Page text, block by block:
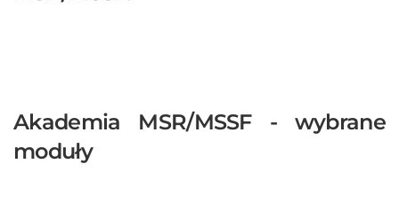
Akademia MSR/MSSF - wybrane
moduły